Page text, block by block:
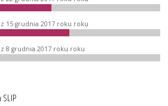
15 grudnia 2017 roku roku
8 grudnia 2017 roku roku